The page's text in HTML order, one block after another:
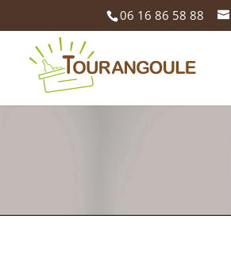
06 16 86 58 88